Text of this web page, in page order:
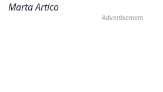
Marta Artico